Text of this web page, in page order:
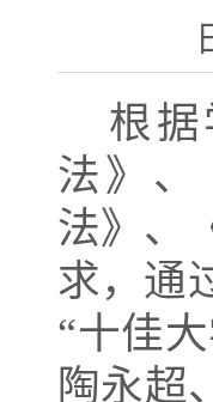
根
法》、
法》、
求，通
“十佳
陶永超